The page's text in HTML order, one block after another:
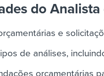
do
e
de análises,
orçamentárias